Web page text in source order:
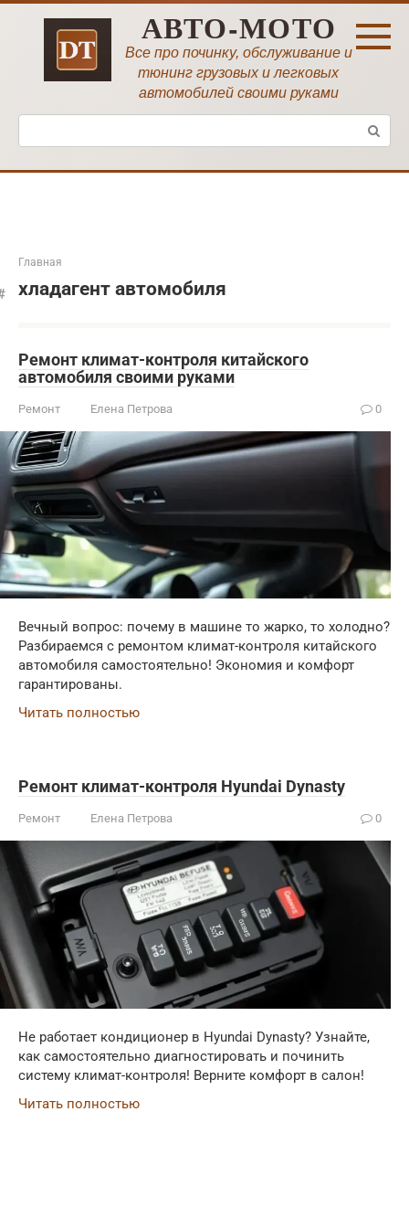
Перейти
АВТО-МОТО
Все про починку, обслуживание и
тюнинг грузовых и легковых
автомобилей своими руками
Поиск:
Главная
хладагент автомобиля
Ремонт климат-контроля китайского
автомобиля своими руками
Ремонт Елена Петрова 0
Вечный вопрос: почему в машине то жарко, то холодно?
Разбираемся с ремонтом климат-контроля китайского
автомобиля самостоятельно! Экономия и комфорт
гарантированы.
Читать полностью
Ремонт климат-контроля Hyundai Dynasty
Ремонт Елена Петрова 0
Не работает кондиционер в Hyundai Dynasty? Узнайте,
как самостоятельно диагностировать и починить
систему климат-контроля! Верните комфорт в салон!
Читать полностью